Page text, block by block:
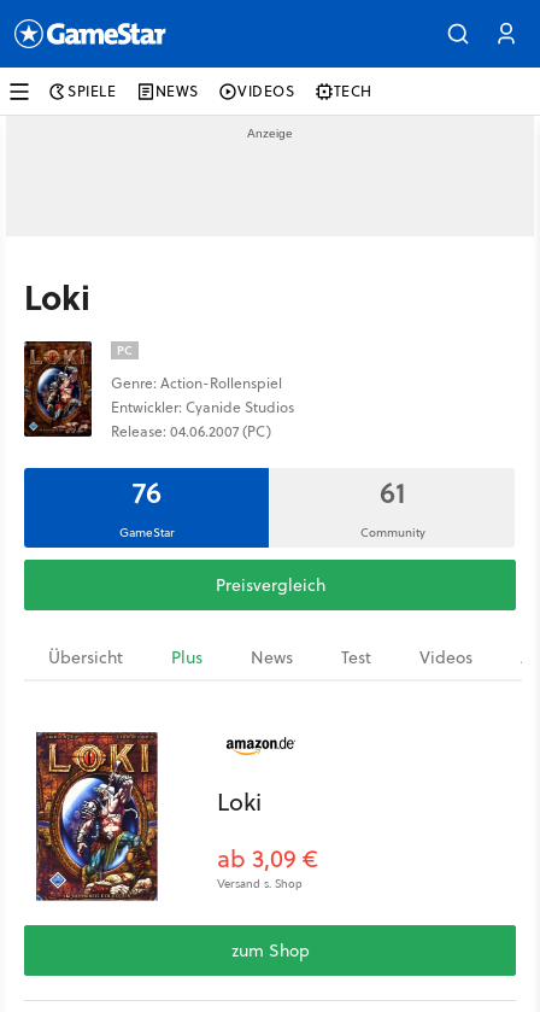
SPIELE NEWS VIDEOS TECH
Loki
PC
Genre: Action-Rollenspiel
Entwickler: Cyanide Studios
Release: 04.06.2007 (PC)
76
GameStar
61
Community
Preisvergleich
Übersicht Plus News Test Videos
Loki
ab 3,09 €
Versand s. Shop
zum Shop